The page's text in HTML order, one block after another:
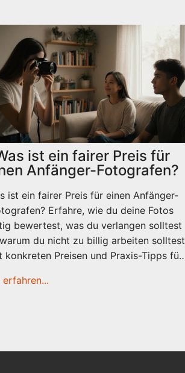
ist ein fairer Preis für
Anfänger-Fotografen?
ist ein fairer Preis für einen Anfänger-
Erfahre, wie du deine Fotos
bewertest, was du verlangen solltest
du nicht zu billig arbeiten solltest
konkreten Preisen und Praxis-Tipps für
erfahren...